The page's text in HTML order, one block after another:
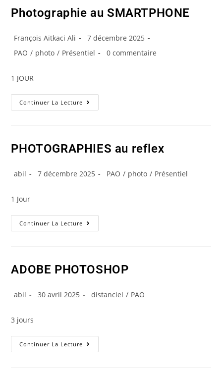
Photographie au SMARTPHONE
François Aïtkaci Ali
7 décembre 2025
PAO / photo / Présentiel 0 commentaire
1 JOUR
Continuer La Lecture
PHOTOGRAPHIES au reflex
abil 7 décembre 2025 PAO / photo / Présentiel
1 Jour
Continuer La Lecture
ADOBE PHOTOSHOP
abil 30 avril 2025 distanciel / PAO
3 jours
Continuer La Lecture